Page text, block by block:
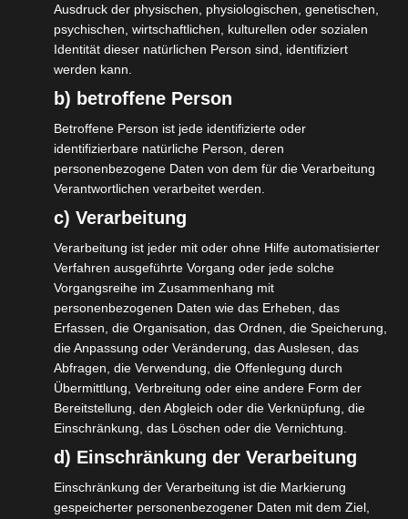
Zum ersten Thema, dass sich relativ konkret
mit den vertraglichen Beziehungen und
rechtlichen Folgen daraus beantworten
lässt, haben wir bereits in der letzten Woche
zu einem Webinar für unsere Mitglieder
eingeladen. Wir werden heute Nachmittag
besprechen, welche rechtlichen Regelungen
hier greifen und auch versuchen, konkrete
Fragen zu beantworten:
https://isdv.net/forum/viewtopic.php?
f=51&t=134
Die Aufzeichnung dazu findet Ihr im
Anschluss im geschlossenen Forum.
Viel schwieriger sind die Fragen zum
zweiten Themenkomplex und der Blick in die
Zukunft. Die Lage ist viel zu
dynamisch. Besonnene und gut überlegte
Entscheidungen sind das Gebot der Stunde.
Über die Entwicklung der Situation in den
Ausdruck der physischen, physiologischen, genetischen,
psychischen, wirtschaftlichen, kulturellen oder sozialen
Identität dieser natürlichen Person sind, identifiziert
werden kann.
b) betroffene Person
Betroffene Person ist jede identifizierte oder
identifizierbare natürliche Person, deren
personenbezogene Daten von dem für die Verarbeitung
Verantwortlichen verarbeitet werden.
c) Verarbeitung
Verarbeitung ist jeder mit oder ohne Hilfe automatisierter
Verfahren ausgeführte Vorgang oder jede solche
Vorgangsreihe im Zusammenhang mit
personenbezogenen Daten wie das Erheben, das
Erfassen, die Organisation, das Ordnen, die Speicherung,
die Anpassung oder Veränderung, das Auslesen, das
Abfragen, die Verwendung, die Offenlegung durch
Übermittlung, Verbreitung oder eine andere Form der
Bereitstellung, den Abgleich oder die Verknüpfung, die
Einschränkung, das Löschen oder die Vernichtung.
d) Einschränkung der Verarbeitung
Einschränkung der Verarbeitung ist die Markierung
gespeicherter personenbezogener Daten mit dem Ziel,